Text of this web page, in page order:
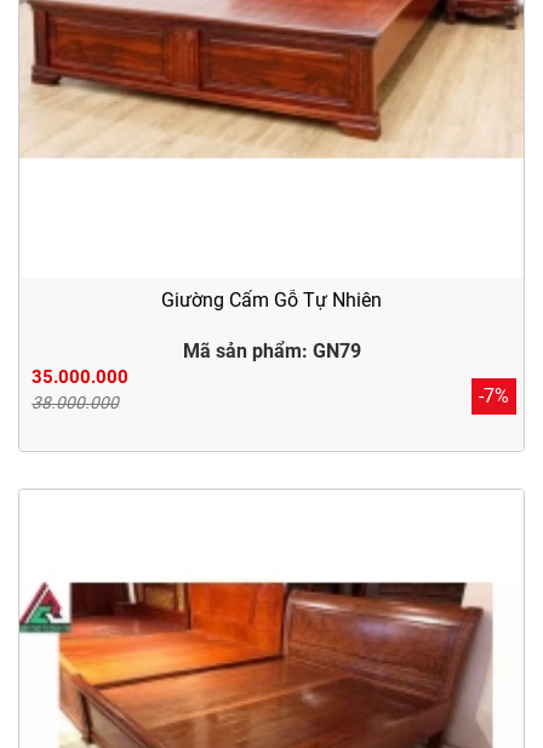
Giường Cẩm Gỗ Tự Nhiên
Mã sản phẩm: GN79
35.000.000
38.000.000 -7%